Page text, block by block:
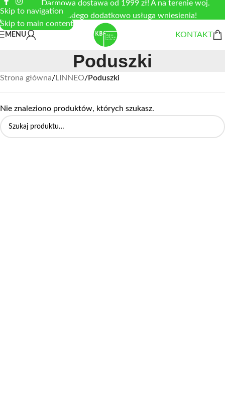
Skip to navigation
Skip to main content
Darmowa dostawa od 1999 zł! A na terenie woj.
łódzkiego dodatkowo usługa wniesienia!
MENU KONTAKT
Poduszki
Strona główna/LINNEO/Poduszki
Nie znaleziono produktów, których szukasz.